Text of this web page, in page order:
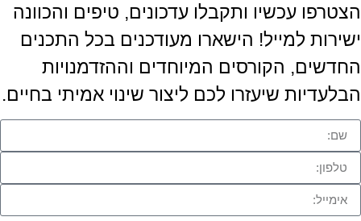
הצטרפו עכשיו ותקבלו עדכונים, טיפים והכוונה
ישירות למייל! הישארו מעודכנים בכל התכנים
החדשים, הקורסים המיוחדים וההזדמנויות
הבלעדיות שיעזרו לכם ליצור שינוי אמיתי בחיים.